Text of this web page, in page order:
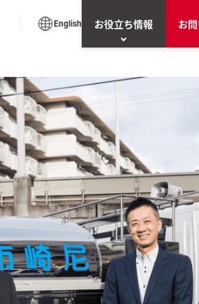
AIテストエージェント「ネ
ムラナイ」
AI BPO（業務改善・効率
化）
ノープロンプト生成AIツー
ル「天才くん」
English お役立ち情報
お役立ち資料一覧
DX
SaaSの導入・管理実態アン
ケート調査（2025年版）
お